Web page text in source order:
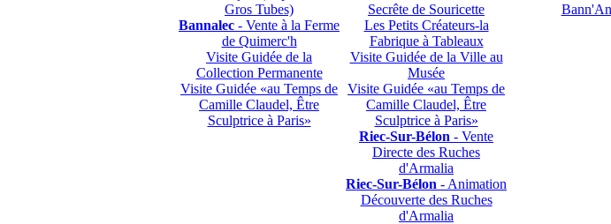
Gros Tubes)
Bannalec - Vente à la Ferme
de Quimerc'h
Visite Guidée de la
Collection Permanente
Visite Guidée «au Temps de
Camille Claudel, Être
Sculptrice à Paris»
Secrête de Souricette
Les Petits Créateurs-la
Fabrique à Tableaux
Visite Guidée de la Ville au
Musée
Visite Guidée «au Temps de
Camille Claudel, Être
Sculptrice à Paris»
Riec-Sur-Bélon - Vente
Directe des Ruches
d'Armalia
Riec-Sur-Bélon - Animation
Découverte des Ruches
d'Armalia